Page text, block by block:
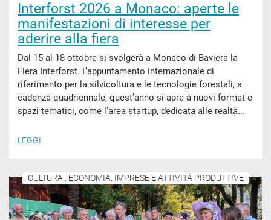
Interforst 2026 a Monaco: aperte le
manifestazioni di interesse per
aderire alla fiera
Dal 15 al 18 ottobre si svolgerà a Monaco di Baviera la
Fiera Interforst. L’appuntamento internazionale di
riferimento per la silvicoltura e le tecnologie forestali, a
cadenza quadriennale, quest’anno si apre a nuovi format e
spazi tematici, come l’area startup, dedicata alle realtà...
LEGGI
CULTURA , ECONOMIA, IMPRESE E ATTIVITÀ PRODUTTIVE